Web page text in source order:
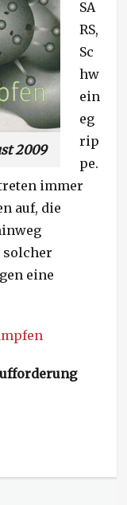
2009
SA
RS,
Sc
hw
ein
eg
rip
pe.
immer
auf, die
solcher
eine